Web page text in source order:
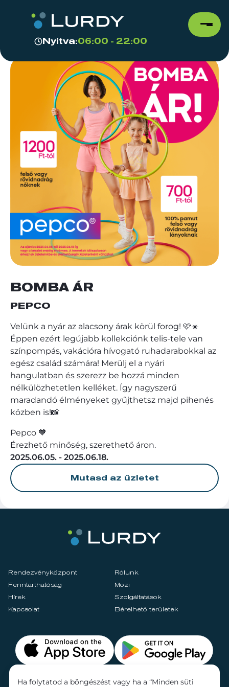
Nyitva:06:00 - 22:00
BOMBA ÁR
PEPCO
Velünk a nyár az alacsony árak körül forog! 🩷☀️
Éppen ezért legújabb kollekciónk telis-tele van
színpompás, vakációra hívogató ruhadarabokkal az
egész család számára! Merülj el a nyári
hangulatban és szerezz be hozzá minden
nélkülözhetetlen kelléket. Így nagyszerű
maradandó élményeket gyűjthetsz majd pihenés
közben is!📸
Pepco 🧡
Érezhető minőség, szerethető áron.
2025.06.05. - 2025.06.18.
Mutasd az üzletet
Rendezvényközpont
Rólunk
Fenntarthatóság
Mozi
Hírek
Szolgáltatások
Kapcsolat
Bérelhető területek
Ha folytatod a böngészést vagy ha a “Minden süti